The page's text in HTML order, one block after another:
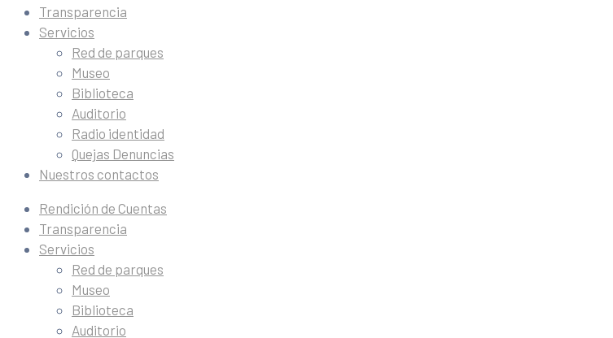
Transparencia
Servicios
Red de parques
Museo
Biblioteca
Auditorio
Radio identidad
Quejas Denuncias
Nuestros contactos
Rendición de Cuentas
Transparencia
Servicios
Red de parques
Museo
Biblioteca
Auditorio